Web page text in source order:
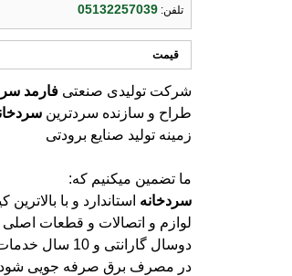
تلفن:05132257039
قیمت
شرکت تولیدی صنعتی فارمد
طراح و سازنده سردترین
زمینه تولید صنایع برودتی
ما تضمین میکنیم که:
سردخانه استاندارد و با
لوازم و اتصالات و قطعات اصلی
دوسال گارانتی و 10 سال خدمات پس از فروش دارا می باشد.
در مصرف برق صرفه جویی